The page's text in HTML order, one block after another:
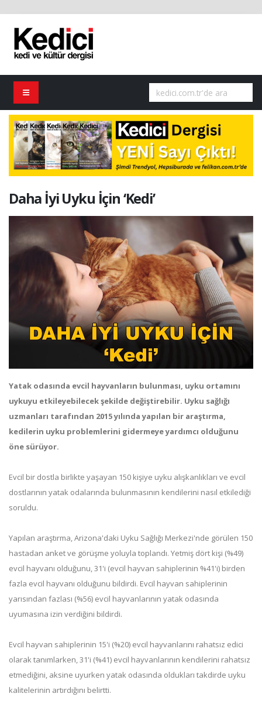
Daha İyi Uyku İçin ‘Kedi’
Yatak odasında evcil hayvanların bulunması, uyku ortamını
uykuyu etkileyebilecek şekilde değiştirebilir. Uyku sağlığı
uzmanları tarafından 2015 yılında yapılan bir araştırma,
kedilerin uyku problemlerini gidermeye yardımcı olduğunu
öne sürüyor.
Evcil bir dostla birlikte yaşayan 150 kişiye uyku alışkanlıkları ve evcil
dostlarının yatak odalarında bulunmasının kendilerini nasıl etkilediği
soruldu.
Yapılan araştırma, Arizona'daki Uyku Sağlığı Merkezi'nde görülen 150
hastadan anket ve görüşme yoluyla toplandı. Yetmiş dört kişi (%49)
evcil hayvanı olduğunu, 31'i (evcil hayvan sahiplerinin %41'i) birden
fazla evcil hayvanı olduğunu bildirdi. Evcil hayvan sahiplerinin
yarısından fazlası (%56) evcil hayvanlarının yatak odasında
uyumasına izin verdiğini bildirdi.
Evcil hayvan sahiplerinin 15'i (%20) evcil hayvanlarını rahatsız edici
olarak tanımlarken, 31'i (%41) evcil hayvanlarının kendilerini rahatsız
etmediğini, aksine uyurken yatak odasında oldukları takdirde uyku
kalitelerinin artırdığını belirtti.